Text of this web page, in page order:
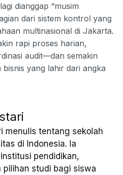
dianggap “musim
dari sistem kontrol yang
multinasional di Jakarta.
rapi proses harian,
audit—dan semakin
yang lahir dari angka
menulis tentang sekolah
di Indonesia. Ia
pendidikan,
pilihan studi bagi siswa